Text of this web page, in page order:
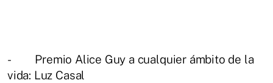
- Premio Alice Guy a cualquier ámbito de la
vida: Luz Casal